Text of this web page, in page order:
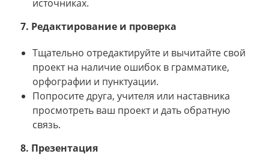
источниках.
7. Редактирование и проверка
Тщательно отредактируйте и вычитайте свой
проект на наличие ошибок в грамматике,
орфографии и пунктуации.
Попросите друга, учителя или наставника
просмотреть ваш проект и дать обратную
связь.
8. Презентация